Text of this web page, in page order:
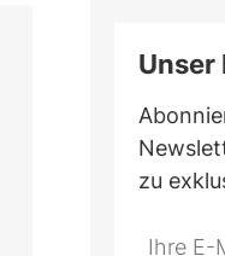
Unser
zu
Do
*Ihre